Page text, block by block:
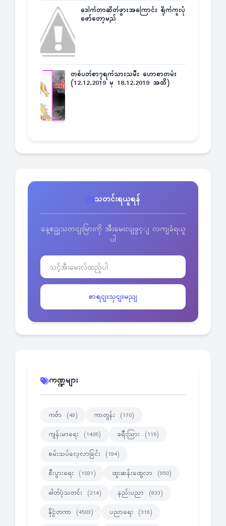
ဒေါက်တာဆိတ်ဖွားအကြောင်း ရိုက်ကူးပုံ
ဖော်တော့မည်
တစ်ပတ်စာ၇ရက်သားသမီး ဟောစာတမ်း
(12.12.2019 မှ 18.12.2019 အထိ)
သတင်းရယူရန်
နေ့စဥျသတငျးမြားကို အီးမေးလျဖွင့ျ လကျခံရယူ
ပါ
စာရငျးသှငျးမညျ
ကဏ္ဍများ
ကဗ်ာ (49) ကာတွန်း (170)
ကျန်းမာရေး (1405) ခရီးသြား (115)
စမ်းသပ်လေ့လာခြင်း (194)
စီးပွားရေး (1031) ထူးဆန်းထွေလာ (950)
ဓါတ်ပုံသတင်း (214) နည်းပညာ (833)
နိုင္ငံတကာ (4503) ပညာရေး (319)